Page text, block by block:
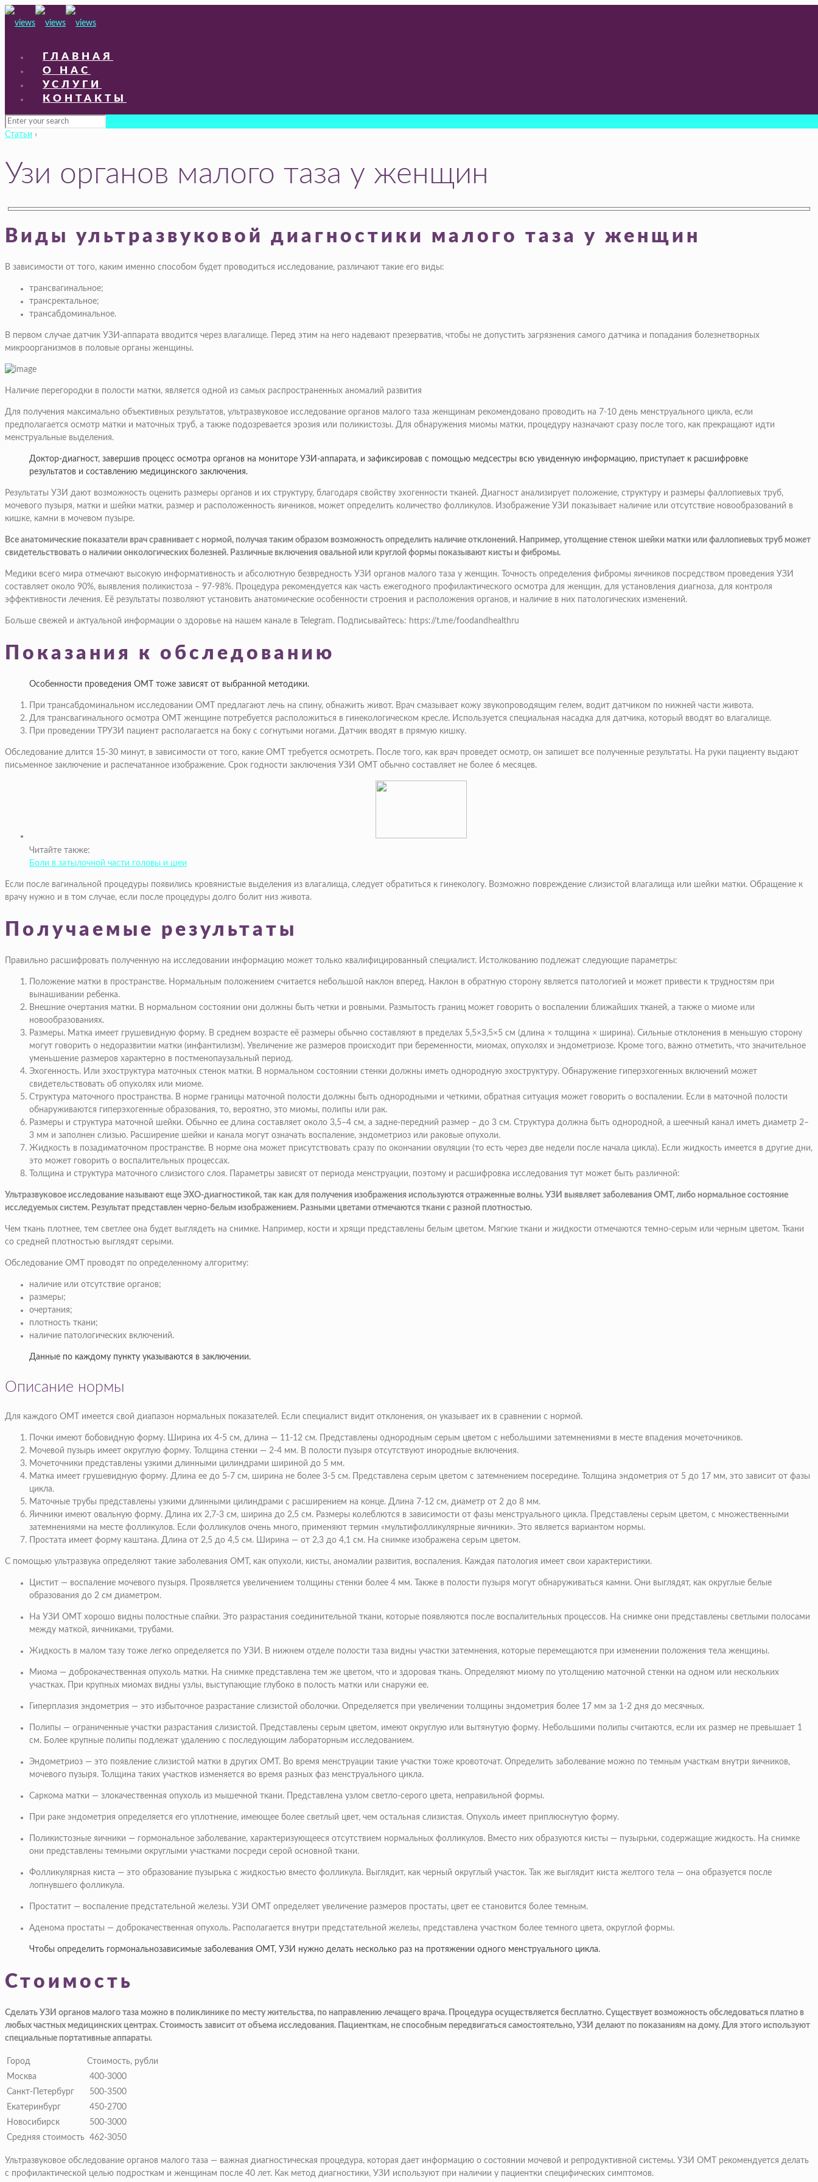
ГЛАВНАЯ
О НАС
УСЛУГИ
КОНТАКТЫ
Статьи ›
Узи органов малого таза у женщин
Виды ультразвуковой диагностики малого таза у женщин
В зависимости от того, каким именно способом будет проводиться исследование, различают такие его виды:
трансвагинальное;
трансректальное;
трансабдоминальное.
В первом случае датчик УЗИ-аппарата вводится через влагалище. Перед этим на него надевают презерватив, чтобы не допустить загрязнения самого датчика и попадания болезнетворных
микроорганизмов в половые органы женщины.
Наличие перегородки в полости матки, является одной из самых распространенных аномалий развития
Для получения максимально объективных результатов, ультразвуковое исследование органов малого таза женщинам рекомендовано проводить на 7-10 день менструального цикла, если
предполагается осмотр матки и маточных труб, а также подозревается эрозия или поликистозы. Для обнаружения миомы матки, процедуру назначают сразу после того, как прекращают идти
менструальные выделения.
Доктор-диагност, завершив процесс осмотра органов на мониторе УЗИ-аппарата, и зафиксировав с помощью медсестры всю увиденную информацию, приступает к расшифровке
результатов и составлению медицинского заключения.
Результаты УЗИ дают возможность оценить размеры органов и их структуру, благодаря свойству эхогенности тканей. Диагност анализирует положение, структуру и размеры фаллопиевых труб,
мочевого пузыря, матки и шейки матки, размер и расположенность яичников, может определить количество фолликулов. Изображение УЗИ показывает наличие или отсутствие новообразований в
кишке, камни в мочевом пузыре.
Все анатомические показатели врач сравнивает с нормой, получая таким образом возможность определить наличие отклонений. Например, утолщение стенок шейки матки или фаллопиевых труб может
свидетельствовать о наличии онкологических болезней. Различные включения овальной или круглой формы показывают кисты и фибромы.
Медики всего мира отмечают высокую информативность и абсолютную безвредность УЗИ органов малого таза у женщин. Точность определения фибромы яичников посредством проведения УЗИ
составляет около 90%, выявления поликистоза – 97-98%. Процедура рекомендуется как часть ежегодного профилактического осмотра для женщин, для установления диагноза, для контроля
эффективности лечения. Её результаты позволяют установить анатомические особенности строения и расположения органов, и наличие в них патологических изменений.
Больше свежей и актуальной информации о здоровье на нашем канале в Telegram. Подписывайтесь: https://t.me/foodandhealthru
Показания к обследованию
Особенности проведения ОМТ тоже зависят от выбранной методики.
При трансабдоминальном исследовании ОМТ предлагают лечь на спину, обнажить живот. Врач смазывает кожу звукопроводящим гелем, водит датчиком по нижней части живота.
Для трансвагинального осмотра ОМТ женщине потребуется расположиться в гинекологическом кресле. Используется специальная насадка для датчика, который вводят во влагалище.
При проведении ТРУЗИ пациент располагается на боку с согнутыми ногами. Датчик вводят в прямую кишку.
Обследование длится 15-30 минут, в зависимости от того, какие ОМТ требуется осмотреть. После того, как врач проведет осмотр, он запишет все полученные результаты. На руки пациенту выдают
письменное заключение и распечатанное изображение. Срок годности заключения УЗИ ОМТ обычно составляет не более 6 месяцев.
Читайте также:
Боли в затылочной части головы и шеи
Если после вагинальной процедуры появились кровянистые выделения из влагалища, следует обратиться к гинекологу. Возможно повреждение слизистой влагалища или шейки матки. Обращение к
врачу нужно и в том случае, если после процедуры долго болит низ живота.
Получаемые результаты
Правильно расшифровать полученную на исследовании информацию может только квалифицированный специалист. Истолкованию подлежат следующие параметры:
Положение матки в пространстве. Нормальным положением считается небольшой наклон вперед. Наклон в обратную сторону является патологией и может привести к трудностям при
вынашивании ребенка.
Внешние очертания матки. В нормальном состоянии они должны быть четки и ровными. Размытость границ может говорить о воспалении ближайших тканей, а также о миоме или
новообразованиях.
Размеры. Матка имеет грушевидную форму. В среднем возрасте её размеры обычно составляют в пределах 5,5×3,5×5 см (длина × толщина × ширина). Сильные отклонения в меньшую сторону
могут говорить о недоразвитии матки (инфантилизм). Увеличение же размеров происходит при беременности, миомах, опухолях и эндометриозе. Кроме того, важно отметить, что значительное
уменьшение размеров характерно в постменопаузальный период.
Эхогенность. Или эхоструктура маточных стенок матки. В нормальном состоянии стенки должны иметь однородную эхоструктуру. Обнаружение гиперэхогенных включений может
свидетельствовать об опухолях или миоме.
Структура маточного пространства. В норме границы маточной полости должны быть однородными и четкими, обратная ситуация может говорить о воспалении. Если в маточной полости
обнаруживаются гиперэхогенные образования, то, вероятно, это миомы, полипы или рак.
Размеры и структура маточной шейки. Обычно ее длина составляет около 3,5–4 см, а задне-передний размер – до 3 см. Структура должна быть однородной, а шеечный канал иметь диаметр 2–
3 мм и заполнен слизью. Расширение шейки и канала могут означать воспаление, эндометриоз или раковые опухоли.
Жидкость в позадиматочном пространстве. В норме она может присутствовать сразу по окончании овуляции (то есть через две недели после начала цикла). Если жидкость имеется в другие дни,
это может говорить о воспалительных процессах.
Толщина и структура маточного слизистого слоя. Параметры зависят от периода менструации, поэтому и расшифровка исследования тут может быть различной:
Ультразвуковое исследование называют еще ЭХО-диагностикой, так как для получения изображения используются отраженные волны. УЗИ выявляет заболевания ОМТ, либо нормальное состояние
исследуемых систем. Результат представлен черно-белым изображением. Разными цветами отмечаются ткани с разной плотностью.
Чем ткань плотнее, тем светлее она будет выглядеть на снимке. Например, кости и хрящи представлены белым цветом. Мягкие ткани и жидкости отмечаются темно-серым или черным цветом. Ткани
со средней плотностью выглядят серыми.
Обследование ОМТ проводят по определенному алгоритму:
наличие или отсутствие органов;
размеры;
очертания;
плотность ткани;
наличие патологических включений.
Данные по каждому пункту указываются в заключении.
Описание нормы
Для каждого ОМТ имеется свой диапазон нормальных показателей. Если специалист видит отклонения, он указывает их в сравнении с нормой.
Почки имеют бобовидную форму. Ширина их 4-5 см, длина — 11-12 см. Представлены однородным серым цветом с небольшими затемнениями в месте впадения мочеточников.
Мочевой пузырь имеет округлую форму. Толщина стенки — 2-4 мм. В полости пузыря отсутствуют инородные включения.
Мочеточники представлены узкими длинными цилиндрами шириной до 5 мм.
Матка имеет грушевидную форму. Длина ее до 5-7 см, ширина не более 3-5 см. Представлена серым цветом с затемнением посередине. Толщина эндометрия от 5 до 17 мм, это зависит от фазы
цикла.
Маточные трубы представлены узкими длинными цилиндрами с расширением на конце. Длина 7-12 см, диаметр от 2 до 8 мм.
Яичники имеют овальную форму. Длина их 2,7-3 см, ширина до 2,5 см. Размеры колеблются в зависимости от фазы менструального цикла. Представлены серым цветом, с множественными
затемнениями на месте фолликулов. Если фолликулов очень много, применяют термин «мультифолликулярные яичники». Это является вариантом нормы.
Простата имеет форму каштана. Длина от 2,5 до 4,5 см. Ширина — от 2,3 до 4,1 см. На снимке изображена серым цветом.
С помощью ультразвука определяют такие заболевания ОМТ, как опухоли, кисты, аномалии развития, воспаления. Каждая патология имеет свои характеристики.
Цистит — воспаление мочевого пузыря. Проявляется увеличением толщины стенки более 4 мм. Также в полости пузыря могут обнаруживаться камни. Они выглядят, как округлые белые
образования до 2 см диаметром.
На УЗИ ОМТ хорошо видны полостные спайки. Это разрастания соединительной ткани, которые появляются после воспалительных процессов. На снимке они представлены светлыми полосами
между маткой, яичниками, трубами.
Жидкость в малом тазу тоже легко определяется по УЗИ. В нижнем отделе полости таза видны участки затемнения, которые перемещаются при изменении положения тела женщины.
Миома — доброкачественная опухоль матки. На снимке представлена тем же цветом, что и здоровая ткань. Определяют миому по утолщению маточной стенки на одном или нескольких
участках. При крупных миомах видны узлы, выступающие глубоко в полость матки или снаружи ее.
Гиперплазия эндометрия — это избыточное разрастание слизистой оболочки. Определяется при увеличении толщины эндометрия более 17 мм за 1-2 дня до месячных.
Полипы — ограниченные участки разрастания слизистой. Представлены серым цветом, имеют округлую или вытянутую форму. Небольшими полипы считаются, если их размер не превышает 1
см. Более крупные полипы подлежат удалению с последующим лабораторным исследованием.
Эндометриоз — это появление слизистой матки в других ОМТ. Во время менструации такие участки тоже кровоточат. Определить заболевание можно по темным участкам внутри яичников,
мочевого пузыря. Толщина таких участков изменяется во время разных фаз менструального цикла.
Саркома матки — злокачественная опухоль из мышечной ткани. Представлена узлом светло-серого цвета, неправильной формы.
При раке эндометрия определяется его уплотнение, имеющее более светлый цвет, чем остальная слизистая. Опухоль имеет приплюснутую форму.
Поликистозные яичники — гормональное заболевание, характеризующееся отсутствием нормальных фолликулов. Вместо них образуются кисты — пузырьки, содержащие жидкость. На снимке
они представлены темными округлыми участками посреди серой основной ткани.
Фолликулярная киста — это образование пузырька с жидкостью вместо фолликула. Выглядит, как черный округлый участок. Так же выглядит киста желтого тела — она образуется после
лопнувшего фолликула.
Простатит — воспаление предстательной железы. УЗИ ОМТ определяет увеличение размеров простаты, цвет ее становится более темным.
Аденома простаты — доброкачественная опухоль. Располагается внутри предстательной железы, представлена участком более темного цвета, округлой формы.
Чтобы определить гормональнозависимые заболевания ОМТ, УЗИ нужно делать несколько раз на протяжении одного менструального цикла.
Стоимость
Сделать УЗИ органов малого таза можно в поликлинике по месту жительства, по направлению лечащего врача. Процедура осуществляется бесплатно. Существует возможность обследоваться платно в
любых частных медицинских центрах. Стоимость зависит от объема исследования. Пациенткам, не способным передвигаться самостоятельно, УЗИ делают по показаниям на дому. Для этого используют
специальные портативные аппараты.
Город
Стоимость, рубли
Москва
400-3000
Санкт-Петербург
500-3500
Екатеринбург
450-2700
Новосибирск
500-3000
Средняя стоимость 462-3050
Ультразвуковое обследование органов малого таза — важная диагностическая процедура, которая дает информацию о состоянии мочевой и репродуктивной системы. УЗИ ОМТ рекомендуется делать
с профилактической целью подросткам и женщинам после 40 лет. Как метод диагностики, УЗИ используют при наличии у пациентки специфических симптомов.